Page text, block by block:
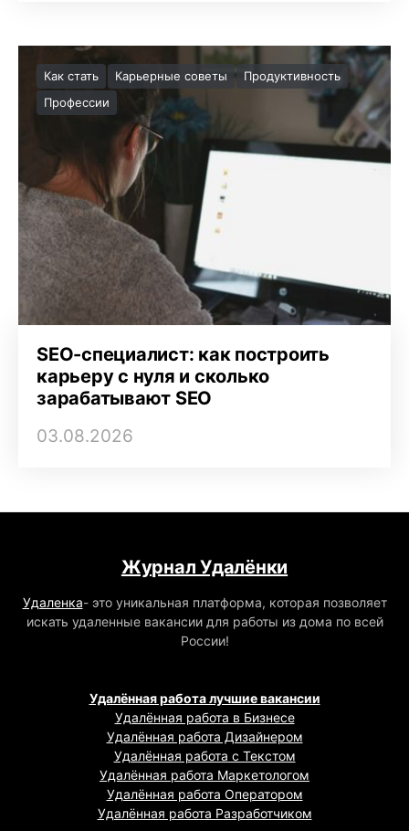
Как стать Карьерные советы
Продуктивность
Профессии
SEO-специалист: как построить
карьеру с нуля и сколько
зарабатывают SEO
03.08.2026
Журнал Удалёнки
Удаленка- это уникальная платформа, которая позволяет
искать удаленные вакансии для работы из дома по всей
России!
Удалённая работа лучшие вакансии
Удалённая работа в Бизнесе
Удалённая работа Дизайнером
Удалённая работа с Текстом
Удалённая работа Маркетологом
Удалённая работа Оператором
Удалённая работа Разработчиком